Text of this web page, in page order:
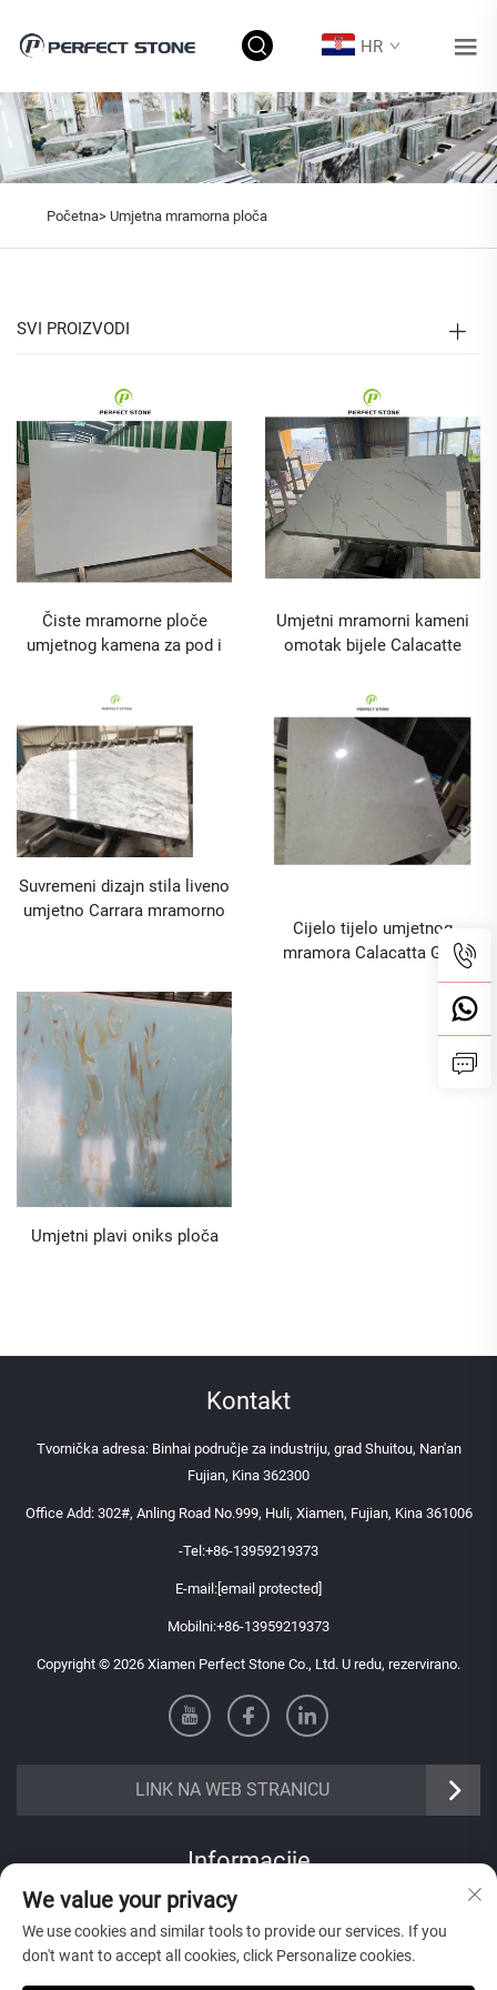
HR
Početna> Umjetna mramorna ploča
SVI PROIZVODI
Čiste mramorne ploče
umjetnog kamena za pod i
Umjetni mramorni kameni
omotak bijele Calacatte
podovima i kuhinjskim
pločama
Suvremeni dizajn stila liveno
umjetno Carrara mramorno
Cijelo tijelo umjetnog
mramora Calacatta Grey
ploča za vannu stolicu i
kuhinjske radne površine
Umjetni plavi oniks ploča
Kontakt
Tvornička adresa: Binhai područje za industriju, grad Shuitou, Nan'an
Fujian, Kina 362300
Office Add: 302#, Anling Road No.999, Huli, Xiamen, Fujian, Kina 361006
-Tel:+86-13959219373
E-mail:[email protected]
Mobilni:+86-13959219373
Copyright © 2026 Xiamen Perfect Stone Co., Ltd. U redu, rezervirano.
LINK NA WEB STRANICU
Informacije
Pretplatite se kako biste primali naš tjedni newsletter
We value your privacy
We use cookies and similar tools to provide our services. If you
don't want to accept all cookies, click Personalize cookies.